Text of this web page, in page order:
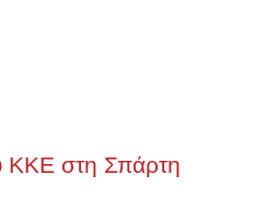
ΚΚΕ στη Σπάρτη